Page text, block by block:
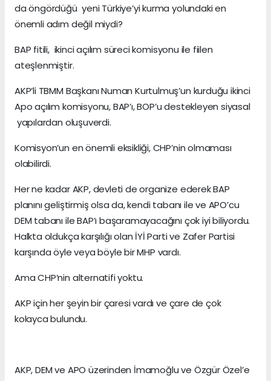
da öngördüğü yeni Türkiye’yi kurma yolundaki en
önemli adım değil miydi?
BAP fitili, ikinci açılım süreci komisyonu ile fiilen
ateşlenmiştir.
AKP’li TBMM Başkanı Numan Kurtulmuş’un kurduğu ikinci
Apo açılım komisyonu, BAP’ı, BOP’u destekleyen siyasal
yapılardan oluşuverdi.
Komisyon’un en önemli eksikliği, CHP’nin olmaması
olabilirdi.
Her ne kadar AKP, devleti de organize ederek BAP
planını geliştirmiş olsa da, kendi tabanı ile ve APO’cu
DEM tabanı ile BAP’ı başaramayacağını çok iyi biliyordu.
Halkta oldukça karşılığı olan İYİ Parti ve Zafer Partisi
karşında öyle veya böyle bir MHP vardı.
Ama CHP’nin alternatifi yoktu.
AKP için her şeyin bir çaresi vardı ve çare de çok
kolayca bulundu.
AKP, DEM ve APO üzerinden İmamoğlu ve Özgür Özel’e